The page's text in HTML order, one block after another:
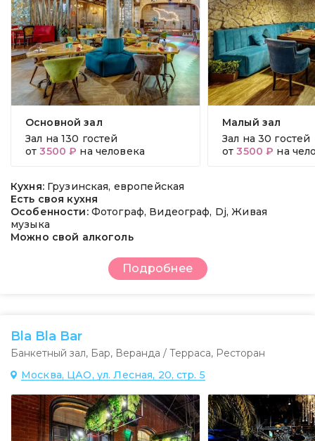
Основной зал
Зал на 130 гостей
от3500 ₽ на человека
Малый зал
Зал на 30 гостей
от3500 ₽ на
Кухня: Грузинская, европейская
Есть своя кухня
Особенности: Фотограф, Видеограф, Dj, Живая
музыка
Можно свой алкоголь
Подробнее
Bla Bla Bar
Банкетный зал, Бар, Веранда / Терраса, Ресторан
Москва, ЦАО, ул. Лесная, 20, стр. 5